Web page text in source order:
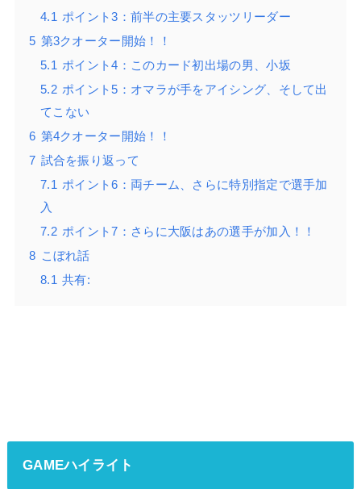
4.1 ポイント3：前半の主要スタッツリーダー
5 第3クオーター開始！！
5.1 ポイント4：このカード初出場の男、小坂
5.2 ポイント5：オマラが手をアイシング、そして出
てこない
6 第4クオーター開始！！
7 試合を振り返って
7.1 ポイント6：両チーム、さらに特別指定で選手加
入
7.2 ポイント7：さらに大阪はあの選手が加入！！
8 こぼれ話
8.1 共有:
GAMEハイライト